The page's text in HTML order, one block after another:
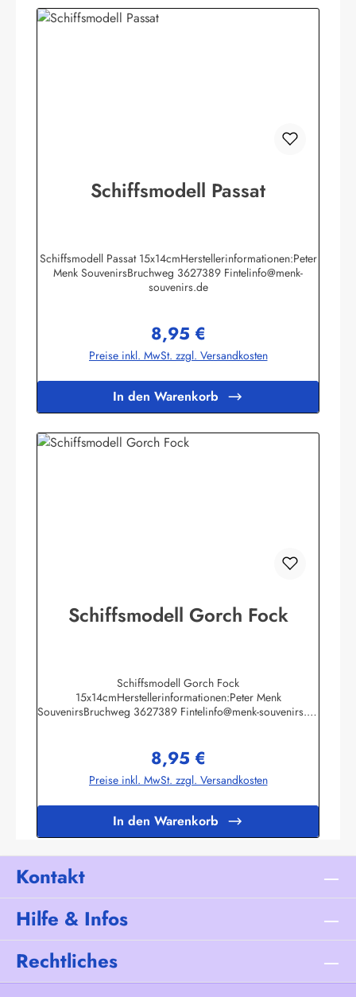
Schiffsmodell Passat
Schiffsmodell Passat 15x14cmHerstellerinformationen:Peter
Menk SouvenirsBruchweg 3627389 Fintelinfo@menk-
souvenirs.de
Regulärer Preis:
8,95 €
Preise inkl. MwSt. zzgl. Versandkosten
In den Warenkorb
Schiffsmodell Gorch Fock
Schiffsmodell Gorch Fock
15x14cmHerstellerinformationen:Peter Menk
SouvenirsBruchweg 3627389 Fintelinfo@menk-souvenirs.de
Regulärer Preis:
8,95 €
Preise inkl. MwSt. zzgl. Versandkosten
In den Warenkorb
Kontakt
Hilfe & Infos
Rechtliches